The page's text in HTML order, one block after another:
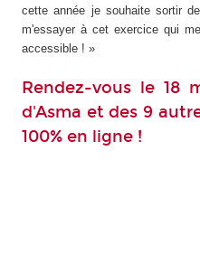
cette année je souhaite sortir
m'essayer à cet exercice qui
accessible ! »
Rendez-vous le 18
d'Asma et des 9
100% en ligne !